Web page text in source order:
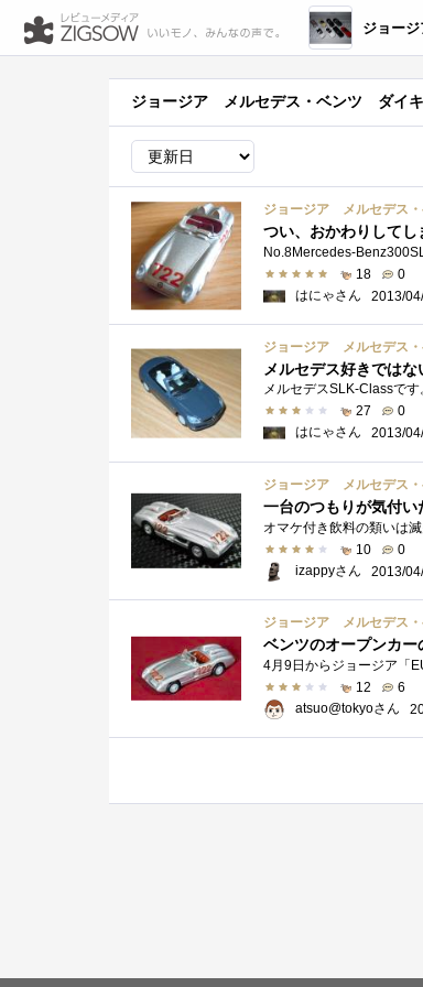
ジョージア メ
ジョージア メルセデス・ベンツ ダイキ
ジョージア メルセデス
つい、おかわりしてし
18
0
はにゃさん
2013/
ジョージア メルセデス
メルセデス好きでは
27
0
はにゃさん
2013/
ジョージア メルセデス
一台のつもりが気付い
10
0
izappyさん
2013/
ジョージア メルセデス
ベンツのオープンカ
12
6
atsuo@tokyoさん